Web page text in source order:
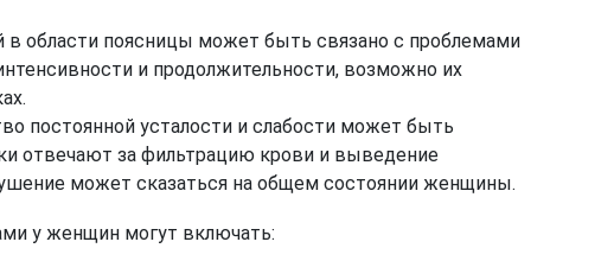
в области поясницы может быть связано с проблемами
и продолжительности, возможно их
постоянной усталости и слабости может быть
отвечают за фильтрацию крови и выведение
может сказаться на общем состоянии женщины.
у женщин могут включать: